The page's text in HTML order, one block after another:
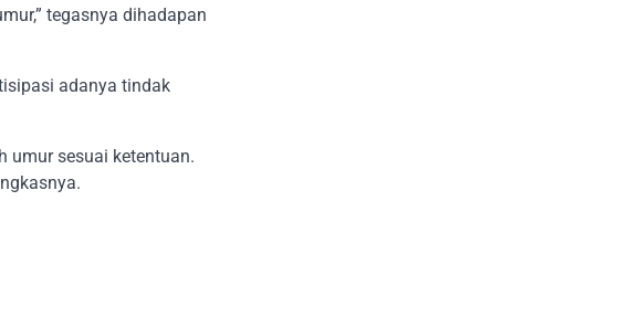
tegasnya dihadapan
adanya tindak
umur sesuai ketentuan.